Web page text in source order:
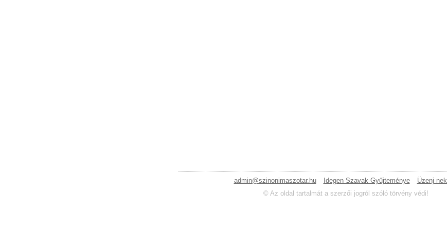
admin@szinonimaszotar.hu Idegen Szavak Gyűjteménye
Üzenj
© Az oldal tartalmát a szerzői jogról szóló törvény védi!